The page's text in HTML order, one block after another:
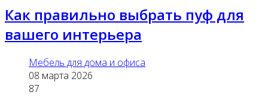
Как правильно выбрать пуф для
вашего интерьера
Мебель для дома и офиса
08 марта 2026
87